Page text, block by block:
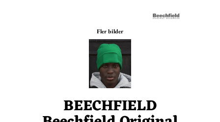
Fler bilder
BEECHFIELD